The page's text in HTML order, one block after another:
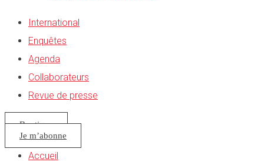
International
Enquêtes
Agenda
Collaborateurs
Revue de presse
Boutique
Je m’abonne
Accueil